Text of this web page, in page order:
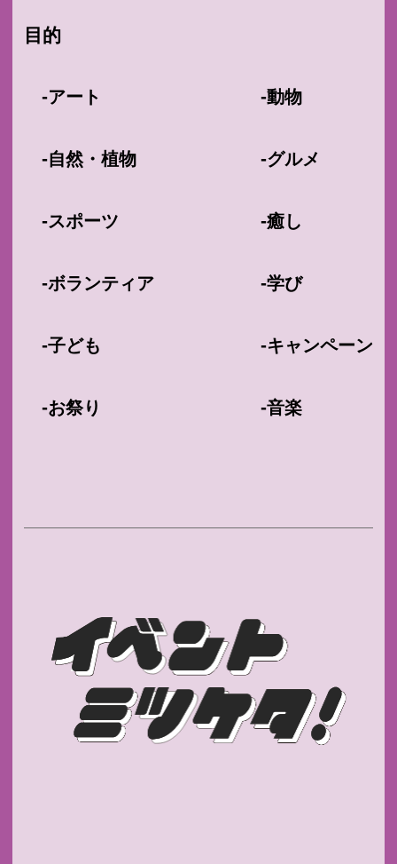
目的
-アート
-自然・植物
-スポーツ
-ボランティア
-子ども
-お祭り
-動物
-グルメ
-癒し
-学び
-キャンペーン
-音楽